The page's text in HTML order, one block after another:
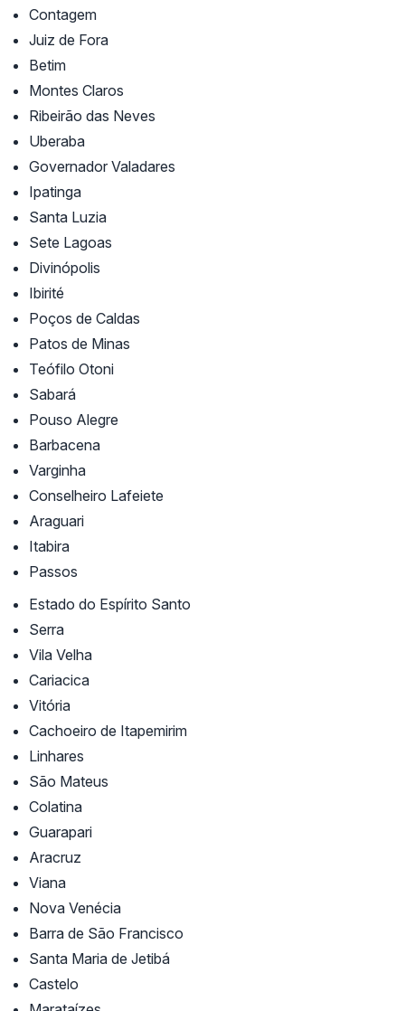
Contagem
Juiz de Fora
Betim
Montes Claros
Ribeirão das Neves
Uberaba
Governador Valadares
Ipatinga
Santa Luzia
Sete Lagoas
Divinópolis
Ibirité
Poços de Caldas
Patos de Minas
Teófilo Otoni
Sabará
Pouso Alegre
Barbacena
Varginha
Conselheiro Lafeiete
Araguari
Itabira
Passos
Estado do Espírito Santo
Serra
Vila Velha
Cariacica
Vitória
Cachoeiro de Itapemirim
Linhares
São Mateus
Colatina
Guarapari
Aracruz
Viana
Nova Venécia
Barra de São Francisco
Santa Maria de Jetibá
Castelo